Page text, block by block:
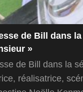
de Bill dans
»
de Bill dans la
réalisatrice,